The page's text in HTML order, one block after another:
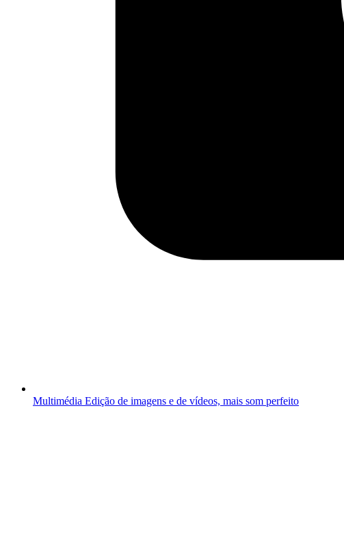
Multimédia Edição de imagens e de vídeos, mais som perfeito